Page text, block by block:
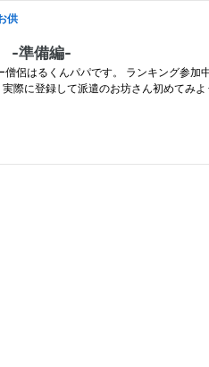
供
-準備編-
侶はるくんパパです。 ランキング参
際に登録して派遣のお坊さん初めてみ